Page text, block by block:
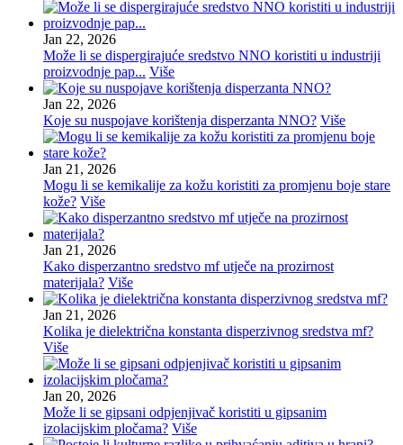
Jan 22, 2026
Može li se dispergirajuće sredstvo NNO koristiti u industriji
proizvodnje pap... Više
Jan 22, 2026
Koje su nuspojave korištenja disperzanta NNO? Više
Jan 21, 2026
Mogu li se kemikalije za kožu koristiti za promjenu boje stare
kože? Više
Jan 21, 2026
Kako disperzantno sredstvo mf utječe na prozirnost
materijala? Više
Jan 21, 2026
Kolika je dielektrična konstanta disperzivnog sredstva mf?
Više
Jan 20, 2026
Može li se gipsani odpjenjivač koristiti u gipsanim
izolacijskim pločama? Više